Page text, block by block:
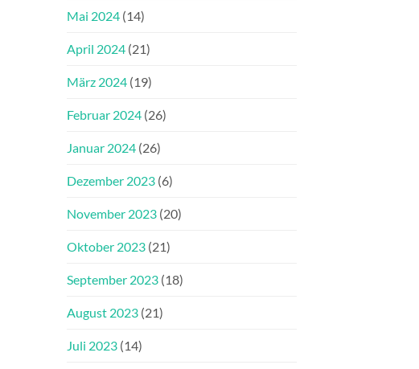
Mai 2024 (14)
April 2024 (21)
März 2024 (19)
Februar 2024 (26)
Januar 2024 (26)
Dezember 2023 (6)
November 2023 (20)
Oktober 2023 (21)
September 2023 (18)
August 2023 (21)
Juli 2023 (14)